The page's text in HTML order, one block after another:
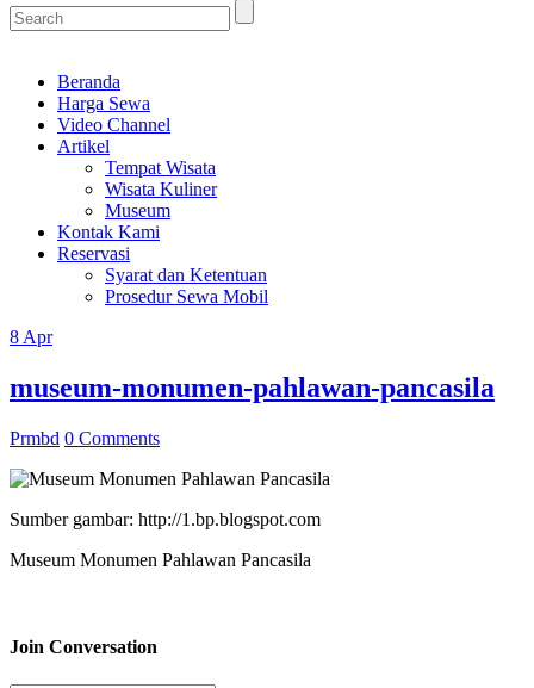
Beranda
Harga Sewa
Video Channel
Artikel
Tempat Wisata
Wisata Kuliner
Museum
Kontak Kami
Reservasi
Syarat dan Ketentuan
Prosedur Sewa Mobil
8 Apr
museum-monumen-pahlawan-pancasila
Prmbd 0 Comments
Sumber gambar: http://1.bp.blogspot.com
Museum Monumen Pahlawan Pancasila
Join Conversation